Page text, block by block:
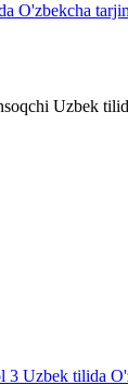
O'zbekcha
Uzbek